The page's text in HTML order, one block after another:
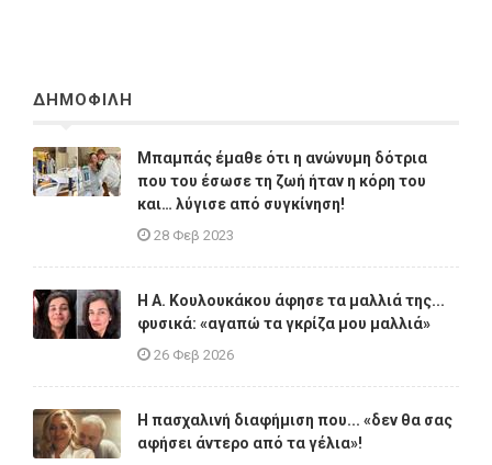
ΔΗΜΟΦΙΛΗ
Μπαμπάς έμαθε ότι η ανώνυμη δότρια
που του έσωσε τη ζωή ήταν η κόρη του
και… λύγισε από συγκίνηση!
28 Φεβ 2023
Η A. Κουλουκάκου άφησε τα μαλλιά της...
φυσικά: «αγαπώ τα γκρίζα μου μαλλιά»
26 Φεβ 2026
Η πασχαλινή διαφήμιση που... «δεν θα σας
αφήσει άντερο από τα γέλια»!